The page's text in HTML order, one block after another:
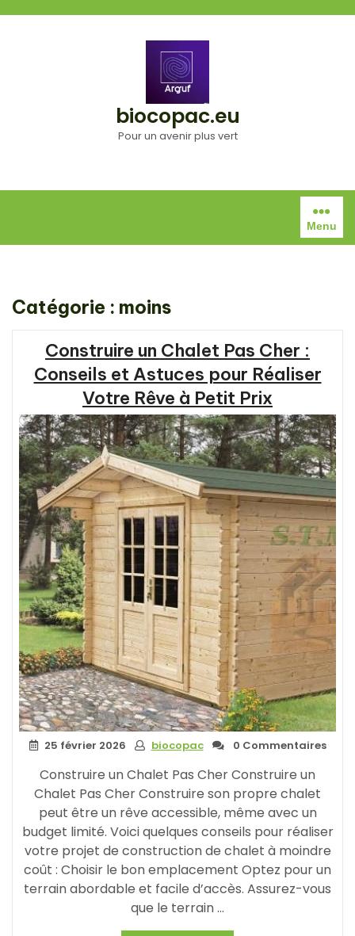
biocopac.eu
Pour un avenir plus vert
Menu
Catégorie : moins
Construire un Chalet Pas Cher :
Conseils et Astuces pour Réaliser
Votre Rêve à Petit Prix
25 février 2026 biocopac 0 Commentaires
Construire un Chalet Pas Cher Construire un
Chalet Pas Cher Construire son propre chalet
peut être un rêve accessible, même avec un
budget limité. Voici quelques conseils pour réaliser
votre projet de construction de chalet à moindre
coût : Choisir le bon emplacement Optez pour un
terrain abordable et facile d’accès. Assurez-vous
que le terrain …